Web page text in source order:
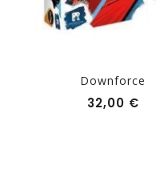
Downforce
32,00 €Prix